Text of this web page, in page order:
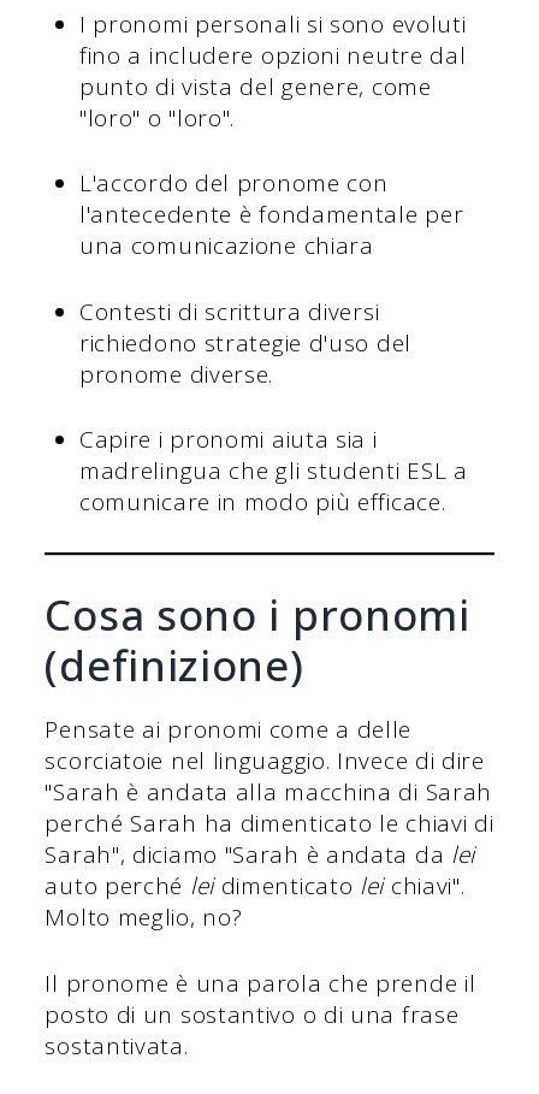
I pronomi personali si sono evoluti
fino a includere opzioni neutre dal
punto di vista del genere, come
"loro" o "loro".
L'accordo del pronome con
l'antecedente è fondamentale per
una comunicazione chiara
Contesti di scrittura diversi
richiedono strategie d'uso del
pronome diverse.
Capire i pronomi aiuta sia i
madrelingua che gli studenti ESL a
comunicare in modo più efficace.
Cosa sono i pronomi
(definizione)
Pensate ai pronomi come a delle
scorciatoie nel linguaggio. Invece di dire
"Sarah è andata alla macchina di Sarah
perché Sarah ha dimenticato le chiavi di
Sarah", diciamo "Sarah è andata da lei
auto perché leidimenticato leichiavi".
Molto meglio, no?
Il pronome è una parola che prende il
posto di un sostantivo o di una frase
sostantivata.